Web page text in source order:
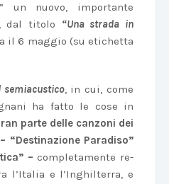
un nuovo, importante
dal titolo “Una strada in
il 6 maggio (su etichetta
semiacustico, in cui, come
ha fatto le cose in
parte delle canzoni dei
“Destinazione Paradiso”
– completamente re-
l’Italia e l’Inghilterra, e